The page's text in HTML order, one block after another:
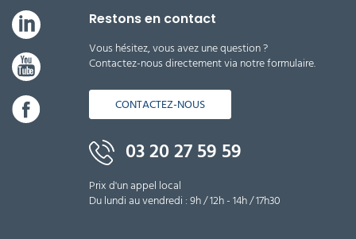
Restons en contact
Vous hésitez, vous avez une question ?
Contactez-nous directement via notre formulaire.
CONTACTEZ-NOUS
03 20 27 59 59
Prix d'un appel local
Du lundi au vendredi : 9h / 12h - 14h / 17h30